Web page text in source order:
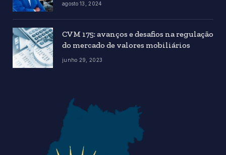
agosto 13, 2024
CVM 175: avanços e desafios na regulação
do mercado de valores mobiliários
junho 29, 2023